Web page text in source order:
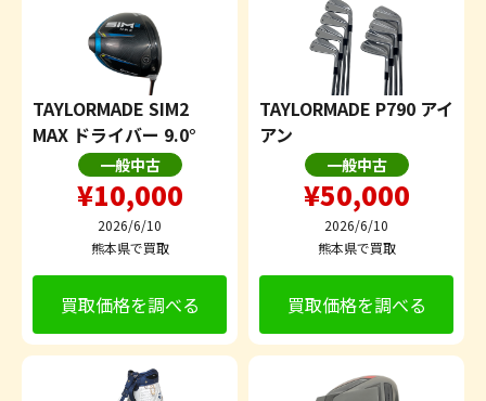
TAYLORMADE SIM2
MAX ドライバー 9.0°
一般中古
¥10,000
2026/6/10
熊本県で買取
買取価格を調べる
TAYLORMADE P790 アイ
アン
一般中古
¥50,000
2026/6/10
熊本県で買取
買取価格を調べる